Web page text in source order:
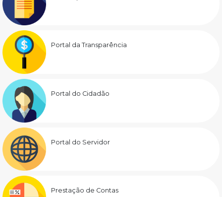
Portal da Transparência
Portal do Cidadão
Portal do Servidor
Prestação de Contas